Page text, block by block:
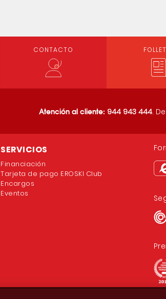
CONTACTO
Atención al cliente: 944 943 444.
SERVICIOS
Financiación
Tarjeta de pago EROSKI Club
Encargos
Eventos